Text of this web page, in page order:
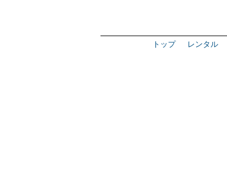
トップ レンタル